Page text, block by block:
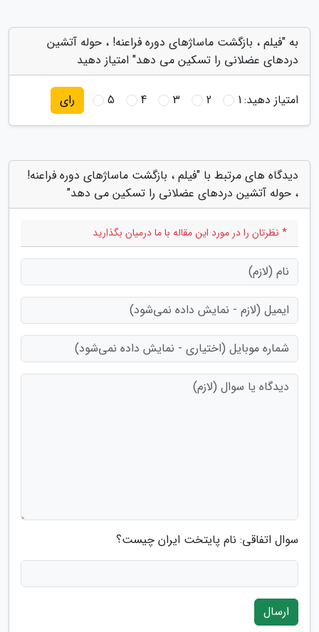
به "فیلم ، بازگشت ماساژهای دوره فراعنه! ، حوله آتشین
دردهای عضلانی را تسکین می دهد" امتیاز دهید
امتیاز دهید:1
2
3
4
5 رای
دیدگاه های مرتبط با "فیلم ، بازگشت ماساژهای دوره فراعنه!
، حوله آتشین دردهای عضلانی را تسکین می دهد"
* نظرتان را در مورد این مقاله با ما درمیان بگذارید
سوال اتفاقی: نام پایتخت ایران چیست؟
ارسال